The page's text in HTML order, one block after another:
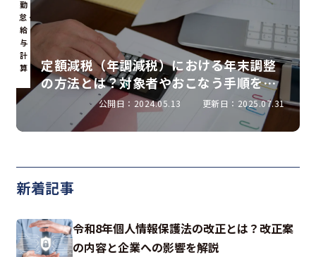
勤
怠・
給
与
計
算
定額減税（年調減税）における年末調整
の方法とは？対象者やおこなう手順を解
公開日：2024.05.13 更新日：2025.07.31
新着記事
令和8年個人情報保護法の改正とは？改正案
の内容と企業への影響を解説